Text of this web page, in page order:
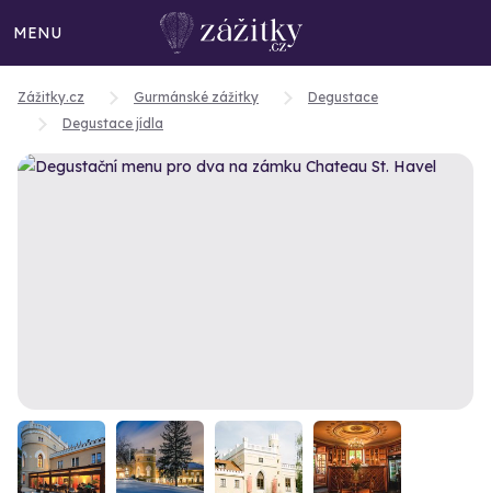
MENU
Zážitky.cz Gurmánské zážitky
Degustace
Degustace jídla